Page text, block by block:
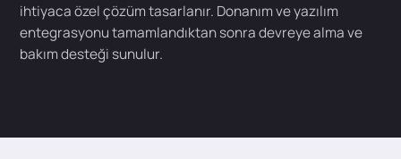
ihtiyaca özel çözüm tasarlanır. Donanım ve yazılım
entegrasyonu tamamlandıktan sonra devreye alma ve
bakım desteği sunulur.